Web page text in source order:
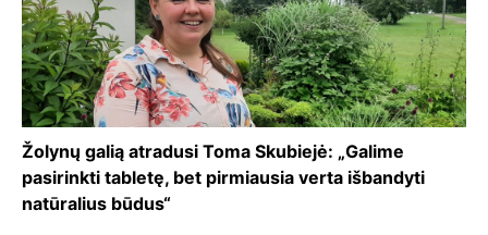
Žolynų galią atradusi Toma Skubiejė: „Galime
pasirinkti tabletę, bet pirmiausia verta išbandyti
natūralius būdus“